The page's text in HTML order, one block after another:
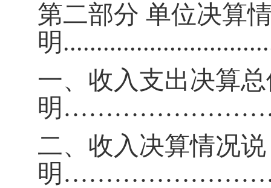
第二部分 单位决算
明
一、收入支出决算
明
二、收入决算情况说
明